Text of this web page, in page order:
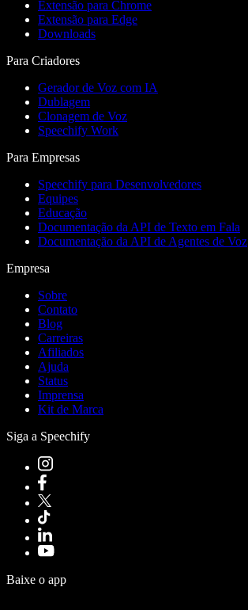
Extensão para Chrome
Extensão para Edge
Downloads
Para Criadores
Gerador de Voz com IA
Dublagem
Clonagem de Voz
Speechify Work
Para Empresas
Speechify para Desenvolvedores
Equipes
Educação
Documentação da API de Texto em Fala
Documentação da API de Agentes de Voz
Empresa
Sobre
Contato
Blog
Carreiras
Afiliados
Ajuda
Status
Imprensa
Kit de Marca
Siga a Speechify
Baixe o app